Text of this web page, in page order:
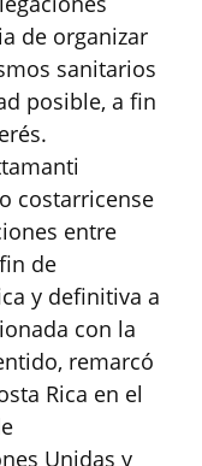
de organizar
sanitarios
posible, a fin
costarricense
entre
de
y definitiva a
con la
remarcó
Rica en el
Unidas y